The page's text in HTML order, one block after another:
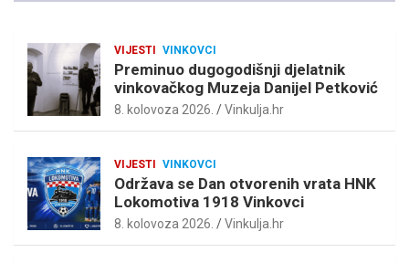
VIJESTI VINKOVCI
Preminuo dugogodišnji djelatnik
vinkovačkog Muzeja Danijel Petković
8. kolovoza 2026. Vinkulja.hr
VIJESTI VINKOVCI
Održava se Dan otvorenih vrata HNK
Lokomotiva 1918 Vinkovci
8. kolovoza 2026. Vinkulja.hr